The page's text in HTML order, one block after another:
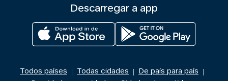
Descarregar a app
Todos países | Todas cidades | De país para país |